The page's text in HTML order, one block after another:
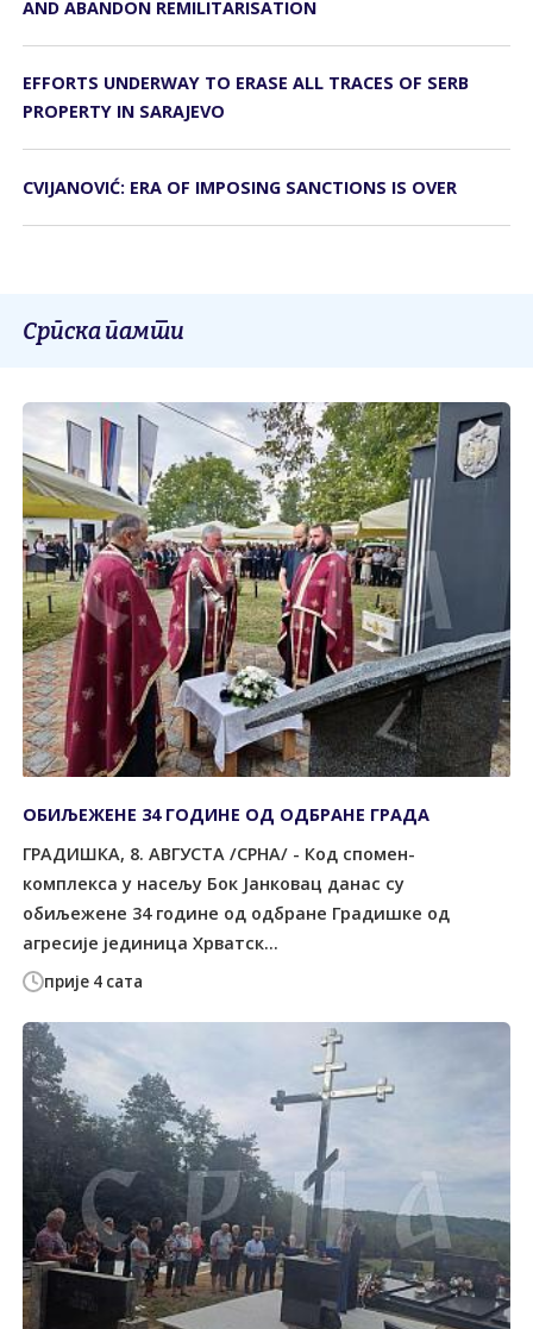
AND ABANDON REMILITARISATION
EFFORTS UNDERWAY TO ERASE ALL TRACES OF SERB
PROPERTY IN SARAJEVO
CVIJANOVIĆ: ERA OF IMPOSING SANCTIONS IS OVER
Српска памти
прије 4 сата
ОБИЉЕЖЕНЕ 34 ГОДИНЕ ОД ОДБРАНЕ ГРАДА
ГРАДИШКА, 8. АВГУСТА /СРНА/ - Код спомен-
комплекса у насељу Бок Јанковац данас су
обиљежене 34 године од одбране Градишке од
агресије јединица Хрватск...